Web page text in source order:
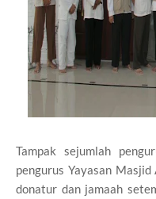
Tampak sejumlah
pengurus Yayasan
donatur dan jamaah